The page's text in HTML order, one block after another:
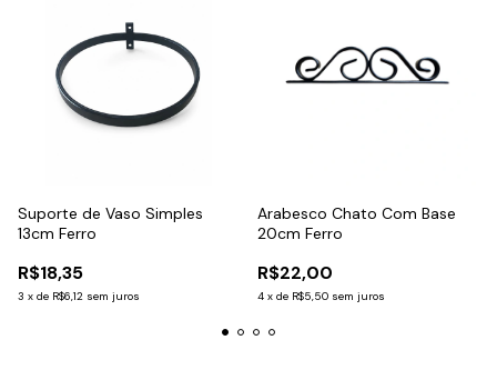
Suporte de Vaso Simples
13cm Ferro
R$18,35
3 x de R$6,12 sem juros
Arabesco Chato Com Base
20cm Ferro
R$22,00
4 x de R$5,50 sem juros